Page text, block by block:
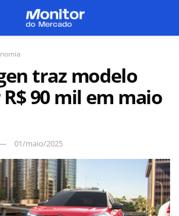
traz modelo
90 mil em maio
01/maio/2025